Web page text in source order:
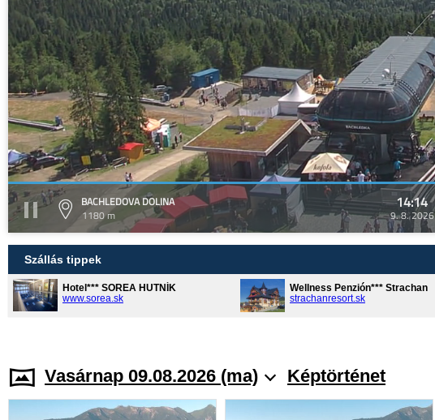
BACHLEDOVA DOLINA
1180 m
14:14
9. 8. 2026
Szállás tippek
Hotel*** SOREA HUTNÍK
www.sorea.sk
Wellness Penzión*** Strachan
strachanresort.sk
Vasárnap 09.08.2026 (ma) Képtörténet